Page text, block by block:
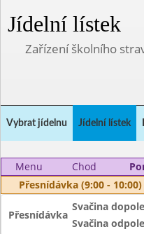
Jídelní lístek
Zařízení školního
Vybrat jídelnu Jídelní lístek
Menu Chod
Přesnídávka (9:00 - 10:00)
Přesnídávka
Svačina
Svačina